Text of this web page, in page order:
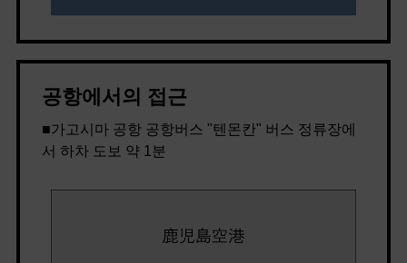
공항에서의 접근
■가고시마 공항 공항버스 "텐몬칸" 버스 정류장에
서 하차 도보 약 1분